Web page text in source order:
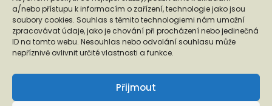
a/nebo přístupu k informacím o zařízení, technologie jako jsou
soubory cookies. Souhlas s těmito technologiemi nám umožní
zpracovávat údaje, jako je chování při procházení nebo jedinečná
ID na tomto webu. Nesouhlas nebo odvolání souhlasu může
nepříznivě ovlivnit určité vlastnosti a funkce.
Přijmout
❬ ❭